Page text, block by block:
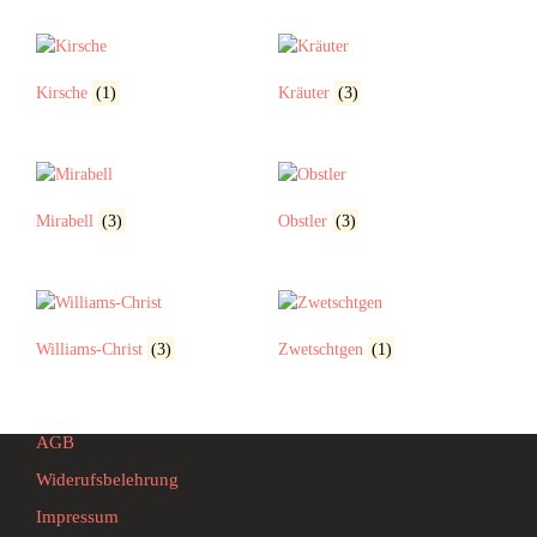
Kirsche (1) Kräuter (3)
Mirabell (3) Obstler (3)
Williams-Christ (3) Zwetschtgen (1)
AGB
Widerufsbelehrung
Impressum